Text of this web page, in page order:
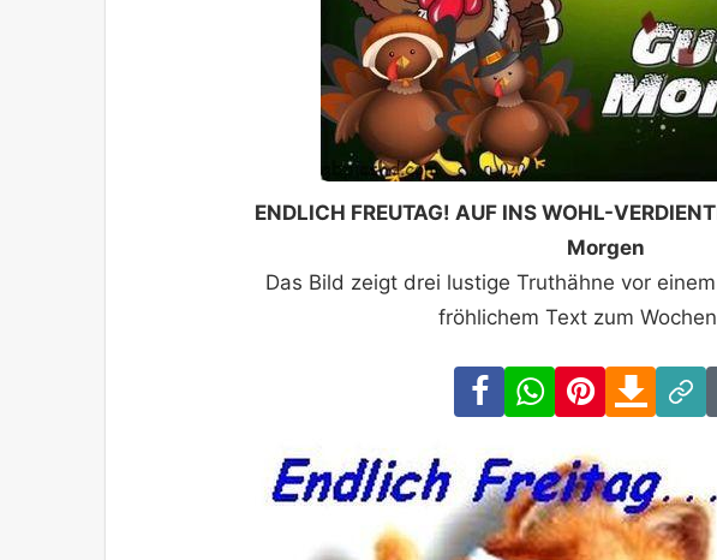
ENDLICH FREUTAG! AUF INS WOHL-
Morgen
Das Bild zeigt drei lustige Truthähne vor
fröhlichem Text zum
FacebookWhatsAppPinterest
Link